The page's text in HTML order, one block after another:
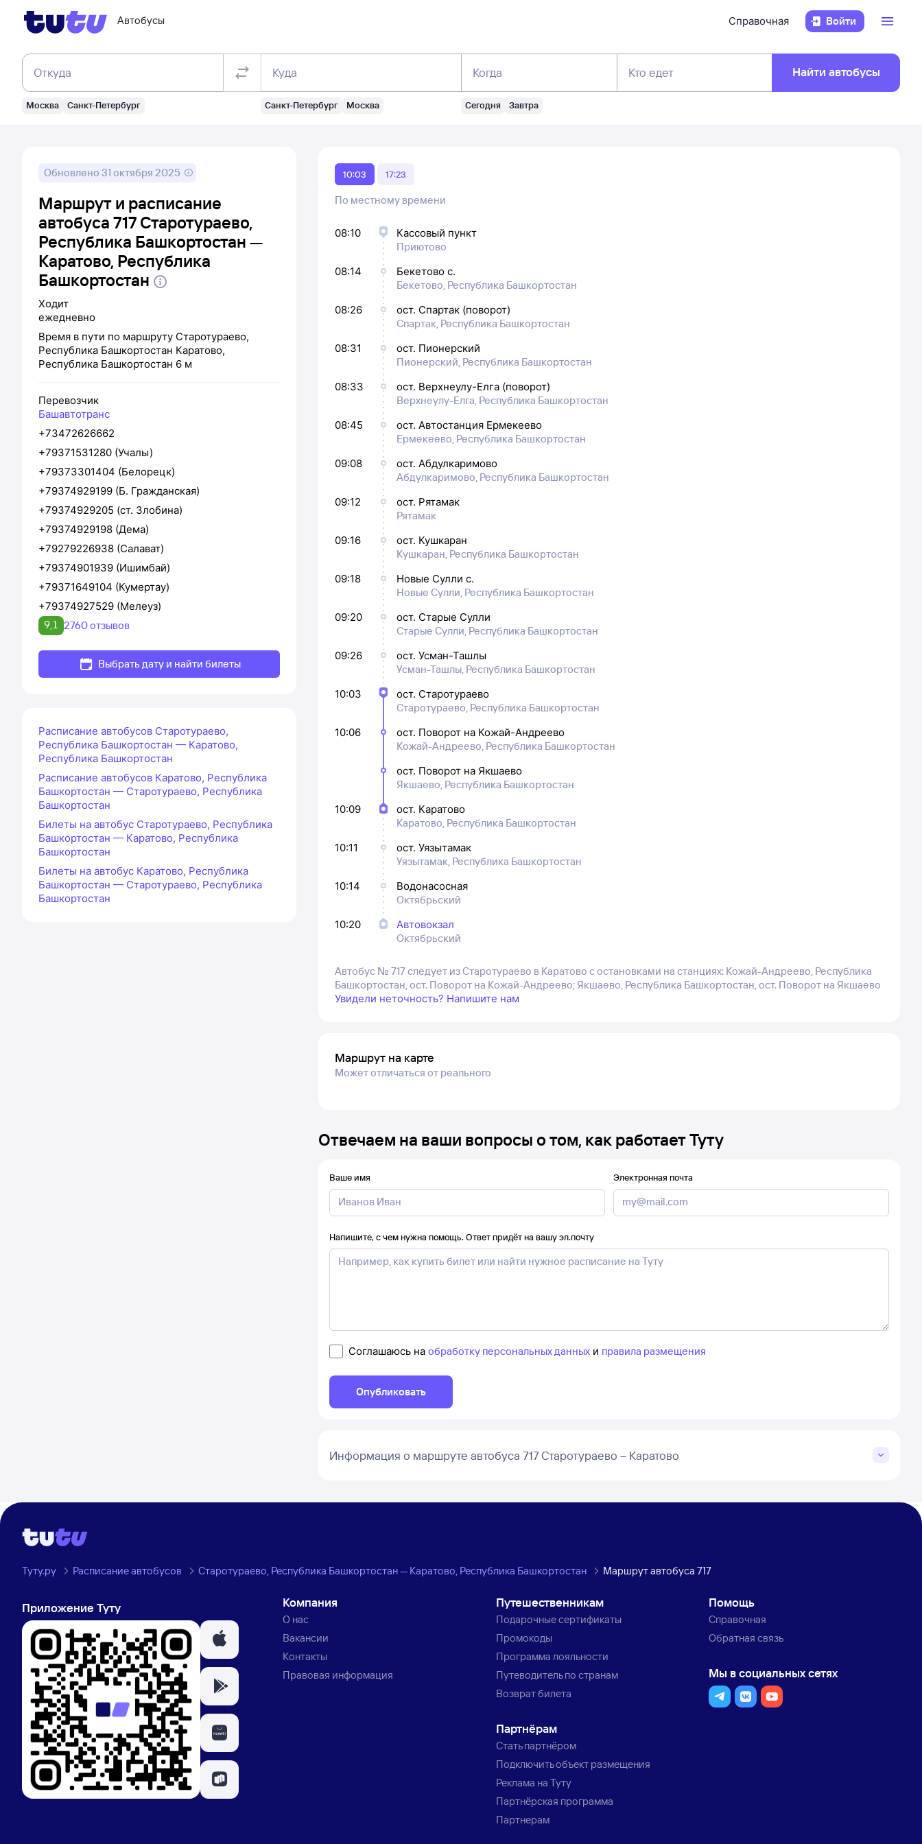
Автобусы Справочная Войти
Откуда
Москва Санкт-Петербург
Куда
Санкт-Петербург Москва
Когда
Сегодня Завтра
Кто едет Найти автобусы
Обновлено 31 октября 2025
Маршрут и расписание
автобуса 717 Старотураево,
Республика Башкортостан —
Каратово, Республика
Башкортостан
Ходит
ежедневно
Время в пути по маршруту Старотураево,
Республика Башкортостан Каратово,
Республика Башкортостан 6 м
Перевозчик
Башавтотранс
+73472626662
+79371531280 (Учалы)
+79373301404 (Белорецк)
+79374929199 (Б. Гражданская)
+79374929205 (ст. Злобина)
+79374929198 (Дема)
+79279226938 (Салават)
+79374901939 (Ишимбай)
+79371649104 (Кумертау)
+79374927529 (Мелеуз)
9,1 2760 отзывов
Выбрать дату и найти билеты
10:03 17:23
По местному времени
08:10
Кассовый пункт
Приютово
08:14
Бекетово с.
Бекетово, Республика Башкортостан
08:26
ост. Спартак (поворот)
Спартак, Республика Башкортостан
08:31
ост. Пионерский
Пионерский, Республика Башкортостан
08:33
ост. Верхнеулу-Елга (поворот)
Верхнеулу-Елга, Республика Башкортостан
08:45
ост. Автостанция Ермекеево
Ермекеево, Республика Башкортостан
09:08
ост. Абдулкаримово
Абдулкаримово, Республика Башкортостан
09:12
ост. Рятамак
Рятамак
09:16
ост. Кушкаран
Кушкаран, Республика Башкортостан
09:18
Новые Сулли с.
Новые Сулли, Республика Башкортостан
09:20
ост. Старые Сулли
Старые Сулли, Республика Башкортостан
09:26
ост. Усман-Ташлы
Усман-Ташлы, Республика Башкортостан
10:03
ост. Старотураево
Старотураево, Республика Башкортостан
10:06
ост. Поворот на Кожай-Андреево
Кожай-Андреево, Республика Башкортостан
ост. Поворот на Якшаево
Якшаево, Республика Башкортостан
10:09
ост. Каратово
Каратово, Республика Башкортостан
10:11
ост. Уязытамак
Уязытамак, Республика Башкортостан
10:14
Водонасосная
Октябрьский
10:20
Автовокзал
Октябрьский
Автобус № 717 следует из Старотураево в Каратово с остановками на станциях: Кожай-Андреево, Республика
Башкортостан, ост. Поворот на Кожай-Андреево; Якшаево, Республика Башкортостан, ост. Поворот на Якшаево
Увидели неточность? Напишите нам
Маршрут на карте
Может отличаться от реального
Отвечаем на ваши вопросы о том, как работает Туту
Ваше имя Электронная почта
Напишите, с чем нужна помощь. Ответ придёт на вашу эл.почту
Соглашаюсь на обработку персональных данных и правила размещения
Опубликовать
Информация о маршруте автобуса 717 Старотураево – Каратово
Расписание автобусов Старотураево,
Республика Башкортостан — Каратово,
Республика Башкортостан
Расписание автобусов Каратово, Республика
Башкортостан — Старотураево, Республика
Башкортостан
Билеты на автобус Старотураево, Республика
Башкортостан — Каратово, Республика
Башкортостан
Билеты на автобус Каратово, Республика
Башкортостан — Старотураево, Республика
Башкортостан
Туту.ру Расписание автобусов Старотураево, Республика Башкортостан — Каратово, Республика Башкортостан Маршрут автобуса 717
Приложение Туту Компания
О нас
Вакансии
Контакты
Правовая информация
Путешественникам
Подарочные сертификаты
Промокоды
Программа лояльности
Путеводитель по странам
Возврат билета
Партнёрам
Стать партнёром
Подключить объект размещения
Реклама на Туту
Партнёрская программа
Партнерам
Помощь
Справочная
Обратная связь
Мы в социальных сетях